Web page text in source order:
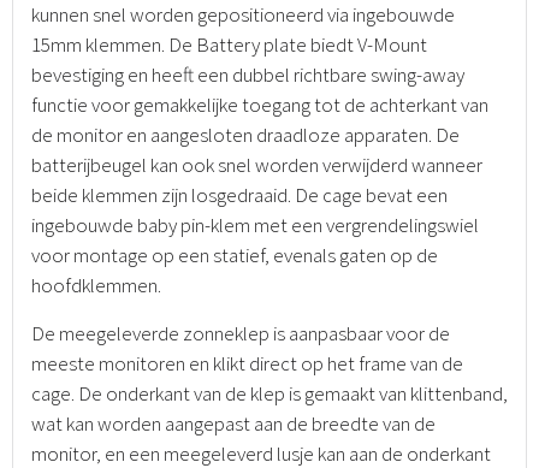
kunnen snel worden gepositioneerd via ingebouwde
15mm klemmen. De Battery plate biedt V-Mount
bevestiging en heeft een dubbel richtbare swing-away
functie voor gemakkelijke toegang tot de achterkant van
de monitor en aangesloten draadloze apparaten. De
batterijbeugel kan ook snel worden verwijderd wanneer
beide klemmen zijn losgedraaid. De cage bevat een
ingebouwde baby pin-klem met een vergrendelingswiel
voor montage op een statief, evenals gaten op de
hoofdklemmen.
De meegeleverde zonneklep is aanpasbaar voor de
meeste monitoren en klikt direct op het frame van de
cage. De onderkant van de klep is gemaakt van klittenband,
wat kan worden aangepast aan de breedte van de
monitor, en een meegeleverd lusje kan aan de onderkant